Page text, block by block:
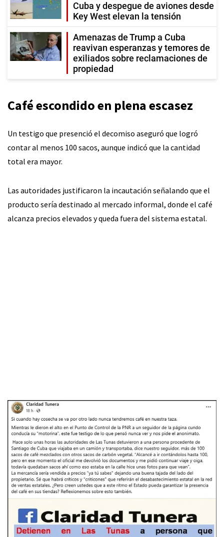
Cuba y despegue de aviones desde
Key West elevan la tensión
Amenazas de Trump a Cuba
reavivan esperanzas y temores de
exiliados sobre reclamaciones de
propiedad
Café escondido en plena escasez
Un testigo que presenció el decomiso aseguró que logró
contar al menos 100 sacos, aunque indicó que la cantidad
total era mayor.
Las autoridades justificaron la incautación señalando que el
producto sería destinado al mercado informal, donde el café
alcanza precios elevados y queda fuera del sistema estatal.